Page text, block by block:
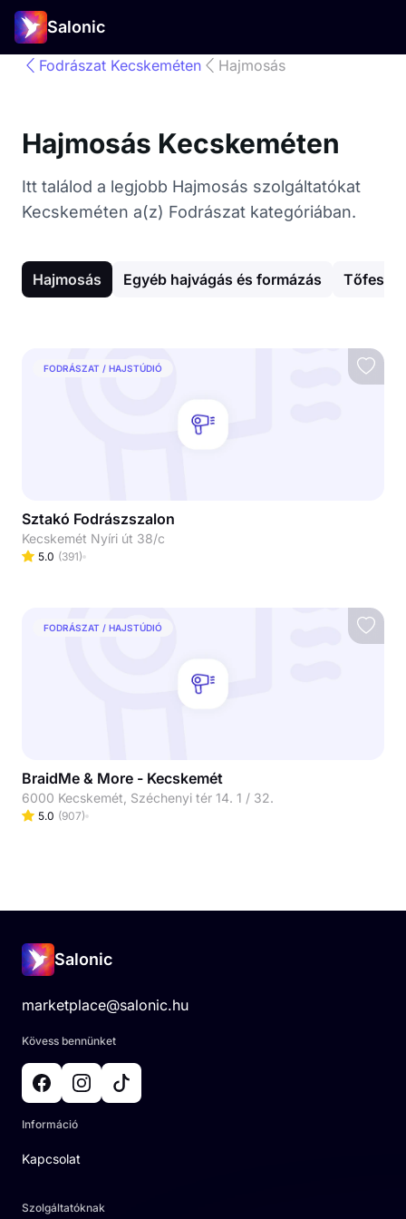
Salonic
Fodrászat Kecskeméten Hajmosás
Hajmosás Kecskeméten
Itt találod a legjobb Hajmosás szolgáltatókat
Kecskeméten a(z) Fodrászat kategóriában.
Hajmosás Egyéb hajvágás és formázás Tőfestés
FODRÁSZAT / HAJSTÚDIÓ
Sztakó Fodrászszalon
Kecskemét Nyíri út 38/c
5.0 (391)
FODRÁSZAT / HAJSTÚDIÓ
BraidMe & More - Kecskemét
6000 Kecskemét, Széchenyi tér 14. 1 / 32.
5.0 (907)
Salonic
marketplace@salonic.hu
Kövess bennünket
Információ
Kapcsolat
Szolgáltatóknak